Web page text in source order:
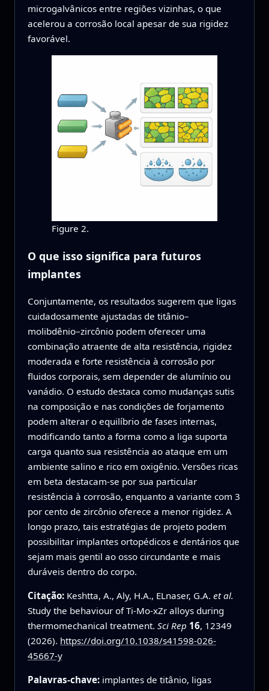
microgalvânicos entre regiões vizinhas, o que
acelerou a corrosão local apesar de sua rigidez
favorável.
Figure 2.
O que isso significa para futuros
implantes
Conjuntamente, os resultados sugerem que ligas
cuidadosamente ajustadas de titânio–
molibdênio–zircônio podem oferecer uma
combinação atraente de alta resistência, rigidez
moderada e forte resistência à corrosão por
fluidos corporais, sem depender de alumínio ou
vanádio. O estudo destaca como mudanças sutis
na composição e nas condições de forjamento
podem alterar o equilíbrio de fases internas,
modificando tanto a forma como a liga suporta
carga quanto sua resistência ao ataque em um
ambiente salino e rico em oxigênio. Versões ricas
em beta destacam‑se por sua particular
resistência à corrosão, enquanto a variante com 3
por cento de zircônio oferece a menor rigidez. A
longo prazo, tais estratégias de projeto podem
possibilitar implantes ortopédicos e dentários que
sejam mais gentil ao osso circundante e mais
duráveis dentro do corpo.
Citação: Keshtta, A., Aly, H.A., ELnaser, G.A. et al.
Study the behaviour of Ti-Mo-xZr alloys during
thermomechanical treatment. Sci Rep 16, 12349
(2026). https://doi.org/10.1038/s41598-026-
45667-y
Palavras-chave: implantes de titânio, ligas